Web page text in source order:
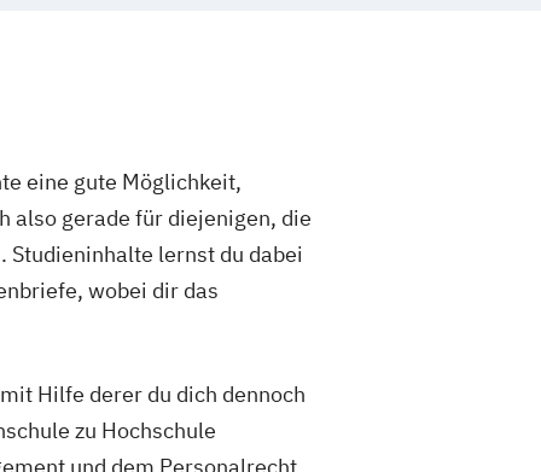
eine gute Möglichkeit,
also gerade für diejenigen, die
Studieninhalte lernst du dabei
wobei dir das
Hilfe derer du dich dennoch
zu Hochschule
und dem Personalrecht.